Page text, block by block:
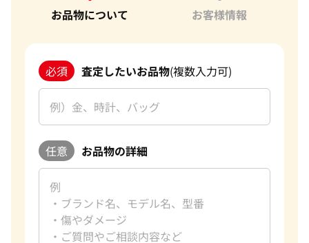
お品物について
お客様情報
必須 査定したいお品物(複数入力可)
任意 お品物の詳細